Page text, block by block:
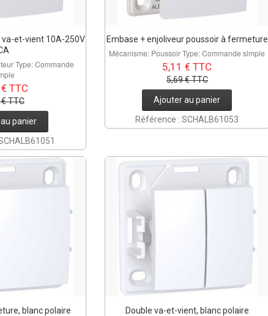
va-et-vient 10A-250V
Type: Commande
TTC
TTC
panier
Embase + enjoliveur poussoir à fermeture
Mécanisme: Poussoir Type: Commande simple
5,11 € TTC
5,69 € TTC
Ajouter au panier
Référence : SCHALB61053
blanc polaire Double va-et-vient, blanc polaire